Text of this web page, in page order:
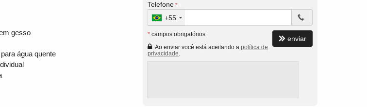
gesso
água quente
Telefone
+55
* campos obrigatórios
Ao enviar você está aceitando a política de
privacidade
enviar